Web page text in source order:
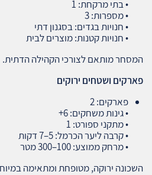
• בתי מרקחת: 1
• מספרות: 3
• חנויות בגדים: בסגנון דתי
• חנויות קטנות: מוצרים לבית
המסחר מותאם לצורכי הקהילה הדתית.
פארקים ושטחים ירוקים
פארקים: 2
• גינות משחקים: 6+
• מתקני ספורט: 1
• קרבה ליער הכרמל: 5–7 דקות
• מרחק ממוצע: 100–300 מטר
השכונה ירוקה, מטופחת ומתאימה